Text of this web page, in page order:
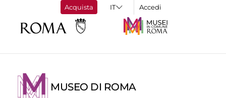
Acquista Accedi
MUSEO DI ROMA